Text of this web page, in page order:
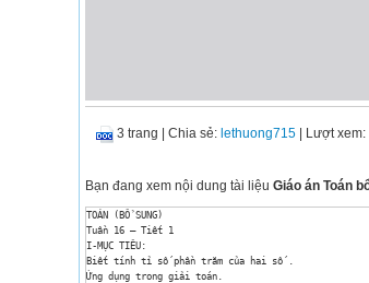
3 trang Chia sẻ: lethuong715 | Lượt xem:
Bạn đang xem nội dung tài liệu Giáo án Toán
TOÁN (BỔ SUNG)
Tuần 16 – Tiết 1
I-MỤC TIÊU:
Biết tính tỉ số phần trăm của hai số .
Ứng dụng trong giải toán.